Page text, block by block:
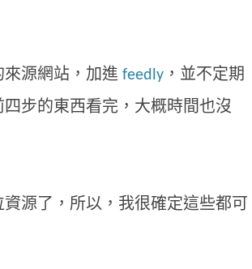
來源網站，加進feedly ，並不定期
步的東西看完，大概時間也沒
源了，所以，我很確定這些都可